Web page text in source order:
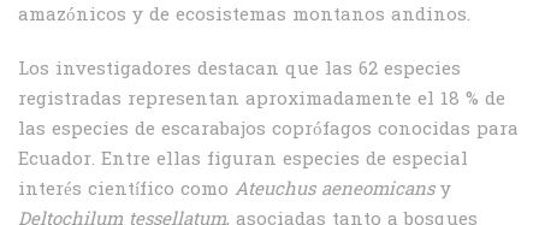
amazónicos y de ecosistemas montanos andinos.
Los investigadores destacan que las 62 especies
registradas representan aproximadamente el 18 % de
las especies de escarabajos coprófagos conocidas para
Ecuador. Entre ellas figuran especies de especial
interés científico como Ateuchus aeneomicansy